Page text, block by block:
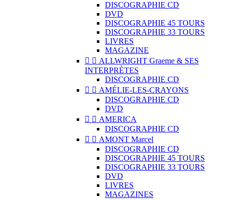
DISCOGRAPHIE CD
DVD
DISCOGRAPHIE 45 TOURS
DISCOGRAPHIE 33 TOURS
LIVRES
MAGAZINE
  ALLWRIGHT Graeme & SES
INTERPRÈTES
DISCOGRAPHIE CD
  AMÉLIE-LES-CRAYONS
DISCOGRAPHIE CD
DVD
  AMERICA
DISCOGRAPHIE CD
  AMONT Marcel
DISCOGRAPHIE CD
DISCOGRAPHIE 45 TOURS
DISCOGRAPHIE 33 TOURS
DVD
LIVRES
MAGAZINES